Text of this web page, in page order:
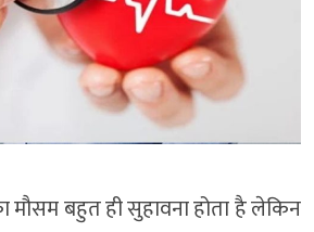
मौसम बहुत ही सुहावना होता है लेकिन